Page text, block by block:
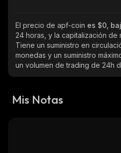
El precio de apf-coin es $0,
24 horas, y la capitalización de
Tiene un suministro en
monedas y un suministro
un volumen de trading de 24h
Mis Notas